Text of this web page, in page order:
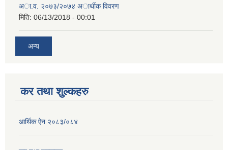
अा.व. २०७३/२०७४ अार्थीक विवरण
मिति: 06/13/2018 - 00:01
अन्य
कर तथा शुल्कहरु
आर्थिक ऐन २०८३/०८४